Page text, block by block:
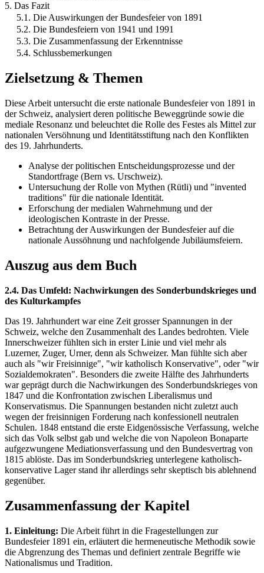
5. Das Fazit
5.1. Die Auswirkungen der Bundesfeier von 1891
5.2. Die Bundesfeiern von 1941 und 1991
5.3. Die Zusammenfassung der Erkenntnisse
5.4. Schlussbemerkungen
Zielsetzung & Themen
Diese Arbeit untersucht die erste nationale Bundesfeier von 1891 in
der Schweiz, analysiert deren politische Beweggründe sowie die
mediale Resonanz und beleuchtet die Rolle des Festes als Mittel zur
nationalen Versöhnung und Identitätsstiftung nach den Konflikten
des 19. Jahrhunderts.
Analyse der politischen Entscheidungsprozesse und der
Standortfrage (Bern vs. Urschweiz).
Untersuchung der Rolle von Mythen (Rütli) und "invented
traditions" für die nationale Identität.
Erforschung der medialen Wahrnehmung und der
ideologischen Kontraste in der Presse.
Betrachtung der Auswirkungen der Bundesfeier auf die
nationale Aussöhnung und nachfolgende Jubiläumsfeiern.
Auszug aus dem Buch
2.4. Das Umfeld: Nachwirkungen des Sonderbundskrieges und
des Kulturkampfes
Das 19. Jahrhundert war eine Zeit grosser Spannungen in der
Schweiz, welche den Zusammenhalt des Landes bedrohten. Viele
Innerschweizer fühlten sich in erster Linie und viel mehr als
Luzerner, Zuger, Urner, denn als Schweizer. Man fühlte sich aber
auch als "wir Freisinnige", "wir katholisch Konservative", oder "wir
Sozialdemokraten". Besonders die zweite Hälfte des Jahrhunderts
war geprägt durch die Nachwirkungen des Sonderbundskrieges von
1847 und die Konfrontation zwischen Liberalismus und
Konservatismus. Die Spannungen bestanden nicht zuletzt auch
wegen der freisinnigen Forderung nach konfessionell neutralen
Schulen. 1848 entstand die erste Eidgenössische Verfassung, welche
sich das Volk selbst gab und welche die von Napoleon Bonaparte
aufgezwungene Mediationsverfassung und den Bundesvertrag von
1815 ablöste. Das im Sonderbundskrieg unterlegene katholisch-
konservative Lager stand ihr allerdings sehr skeptisch bis ablehnend
gegenüber.
Zusammenfassung der Kapitel
1. Einleitung: Die Arbeit führt in die Fragestellungen zur
Bundesfeier 1891 ein, erläutert die hermeneutische Methodik sowie
die Abgrenzung des Themas und definiert zentrale Begriffe wie
Nationalismus und Tradition.